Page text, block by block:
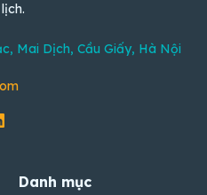
Mai Dịch, Cầu Giấy, Hà Nội
Danh mục